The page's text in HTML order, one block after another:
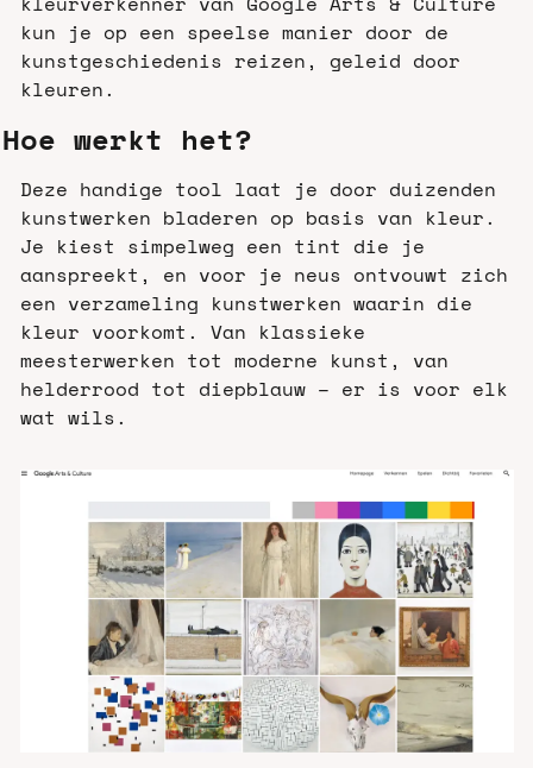
kun je op een speelse manier door de
kunstgeschiedenis reizen, geleid door
kleuren.
Hoe werkt het?
Deze handige tool laat je door duizenden
kunstwerken bladeren op basis van kleur.
Je kiest simpelweg een tint die je
aanspreekt, en voor je neus ontvouwt zich
een verzameling kunstwerken waarin die
kleur voorkomt. Van klassieke
meesterwerken tot moderne kunst, van
helderrood tot diepblauw – er is voor elk
wat wils.